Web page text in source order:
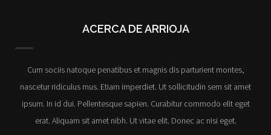
ACERCA DE ARRIOJA
Cum sociis natoque penatibus et magnis dis parturient montes,
nascetur ridiculus mus. Etiam imperdiet. Ut sollicitudin sem sit amet
ipsum. In id dui. Pellentesque sapien. Curabitur commodo elit eget
erat. Aliquam sit amet nibh. Ut vitae elit. Donec ac nisi eget.